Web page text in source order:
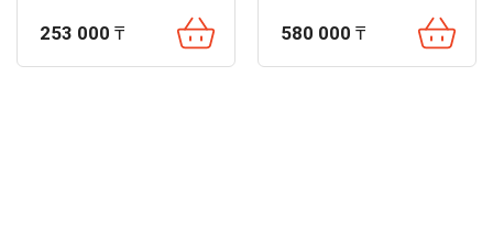
253 000 ₸ 580 000 ₸